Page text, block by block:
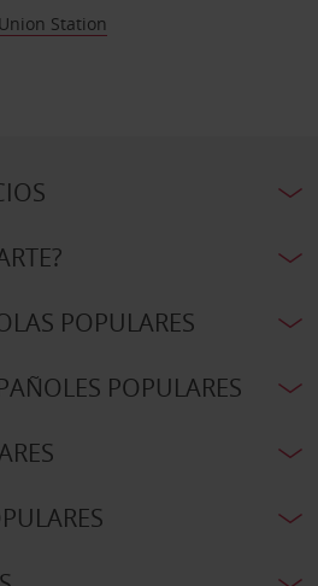
Station
POPULARES
POPULARES